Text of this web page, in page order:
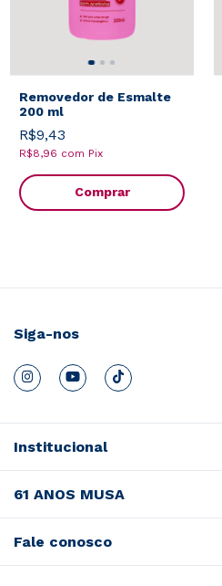
Removedor de Esmalte
200 ml
R$9,43
R$8,96 com Pix
Comprar
Siga-nos
Institucional
61 ANOS MUSA
Fale conosco